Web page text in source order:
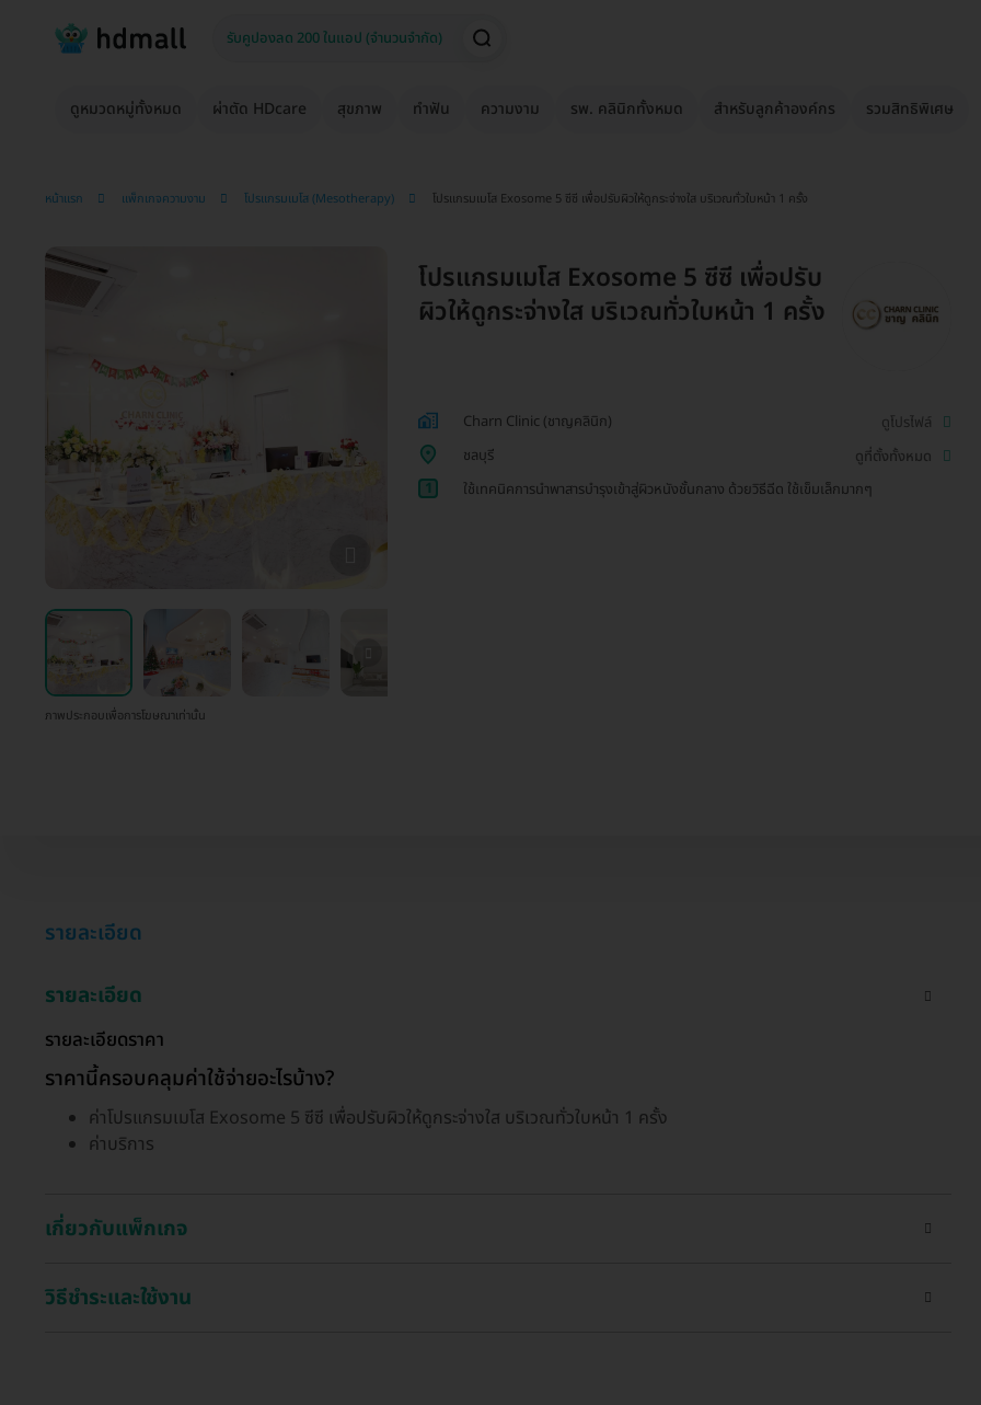
ดูหมวดหมู่ทั้งหมด ผ่าตัด HDcare สุขภาพ ทำฟัน ความงาม รพ. คลินิกทั้งหมด สำหรับลูกค้าองค์กร รวมสิทธิพิเศษ
หน้าแรก แพ็กเกจความงาม โปรแกรมเมโส (Mesotherapy) โปรแกรมเมโส Exosome 5 ซีซี เพื่อปรับผิวให้ดูกระจ่างใส บริเวณทั่วใบหน้า 1 ครั้ง
ภาพประกอบเพื่อการโฆษณาเท่านั้น
โปรแกรมเมโส Exosome 5 ซีซี เพื่อปรับ
ผิวให้ดูกระจ่างใส บริเวณทั่วใบหน้า 1 ครั้ง
Charn Clinic (ชาญคลินิก)
ดูโปรไฟล์
ชลบุรี
ดูที่ตั้งทั้งหมด
1
ใช้เทคนิคการนำพาสารบำรุงเข้าสู่ผิวหนังชั้นกลาง ด้วยวิธีฉีด ใช้เข็มเล็กมากๆ
รายละเอียด
รายละเอียด
รายละเอียดราคา
ราคานี้ครอบคลุมค่าใช้จ่ายอะไรบ้าง?
ค่าโปรแกรมเมโส Exosome 5 ซีซี เพื่อปรับผิวให้ดูกระจ่างใส บริเวณทั่วใบหน้า 1 ครั้ง
ค่าบริการ
เกี่ยวกับแพ็กเกจ
วิธีชำระและใช้งาน